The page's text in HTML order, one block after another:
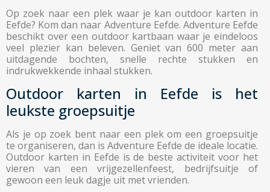
Op zoek naar een plek waar je kan outdoor karten in
Eefde? Kom dan naar Adventure Eefde. Adventure Eefde
beschikt over een outdoor kartbaan waar je eindeloos
veel plezier kan beleven. Geniet van 600 meter aan
uitdagende bochten, snelle rechte stukken en
indrukwekkende inhaal stukken.
Outdoor karten in Eefde is het
leukste groepsuitje
Als je op zoek bent naar een plek om een groepsuitje
te organiseren, dan is Adventure Eefde de ideale locatie.
Outdoor karten in Eefde is de beste activiteit voor het
vieren van een vrijgezellenfeest, bedrijfsuitje of
gewoon een leuk dagje uit met vrienden.